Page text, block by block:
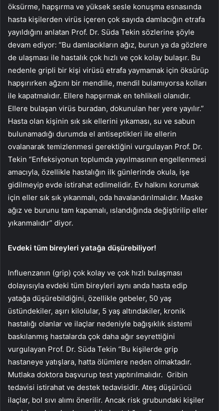
öksürme, hapşırma ve yüksek sesle konuşma esnasında
hasta kişilerden virüs içeren çok sayıda damlacığın etrafa
yayıldığını anlatan Prof. Dr. Süda Tekin sözlerine şöyle
devam ediyor: “Bu damlacıkların ağız, burun ya da gözlere
de ulaşması ile hastalık çok hızlı ve çok kolay bulaşır. Bu
nedenle gripli bir kişi virüsü etrafa yaymamak için öksürüp
hapşırırken ağzını bir mendille, mendil bulamıyorsa kolları
ile kapatmalıdır. Ellere hapşırmak en tehlikeli olanıdır.
Ellere bulaşan virüs buradan, dokunulan her yere yayılır.”
Hasta olan kişinin sık sık ellerini yıkaması, su ve sabun
bulunamadığı durumda el antiseptikleri ile ellerin
ovalanarak temizlenmesi gerektiğini vurgulayan Prof. Dr.
Tekin “Enfeksiyonun toplumda yayılmasının engellenmesi
amacıyla, özellikle hastalığın ilk günlerinde okula, işe
gidilmeyip evde istirahat edilmelidir. Ev halkını korumak
için eller sık sık yıkanmalı, oda havalandırılmalıdır. Maske
ağız ve burunu tam kapamalı, ıslandığında değiştirilip eller
yıkanmalıdır” diyor.
Evdeki tüm bireyleri yatağa düşürebiliyor!
Influenzanın (grip) çok kolay ve çok hızlı bulaşması
dolayısıyla evdeki tüm bireyleri aynı anda hasta edip
yatağa düşürebildiğini, özellikle gebeler, 50 yaş
üstündekiler, aşırı kilolular, 5 yaş altındakiler, kronik
hastalığı olanlar ve ilaçlar nedeniyle bağışıklık sistemi
baskılanmış hastalarda çok daha ağır seyrettiğini
vurgulayan Prof. Dr. Süda Tekin “Bu kişilerde grip
hastaneye yatışlara, hatta ölümlere neden olmaktadır.
Mutlaka doktora başvurup test yaptırılmalıdır. Gribin
tedavisi istirahat ve destek tedavisidir. Ateş düşürücü
ilaçlar, bol sıvı alımı önerilir. Ancak risk grubundaki kişiler